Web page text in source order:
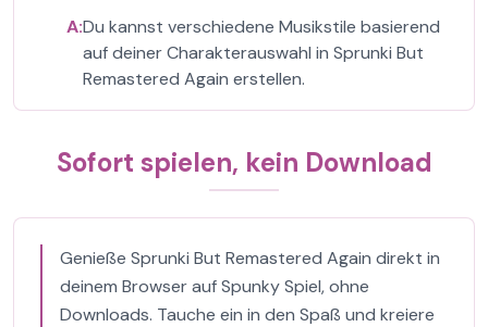
A:Du kannst verschiedene Musikstile basierend
auf deiner Charakterauswahl in Sprunki But
Remastered Again erstellen.
Sofort spielen, kein Download
Genieße Sprunki But Remastered Again direkt in
deinem Browser auf Spunky Spiel, ohne
Downloads. Tauche ein in den Spaß und kreiere